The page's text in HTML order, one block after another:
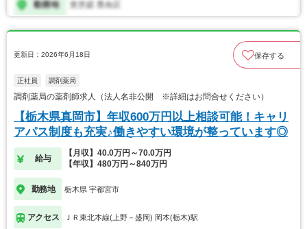
更新日：2026年6月18日 保存する
正社員 調剤薬局
調剤薬局の薬剤師求人（法人名非公開 ※詳細はお問合せください）
【栃木県真岡市】年収600万円以上相談可能！キャリ
アパス制度も充実♪働きやすい環境が整っています◎
給与
【月収】40.0万円～70.0万円
【年収】480万円～840万円
勤務地 栃木県 宇都宮市
アクセス ＪＲ東北本線(上野－盛岡) 岡本(栃木)駅